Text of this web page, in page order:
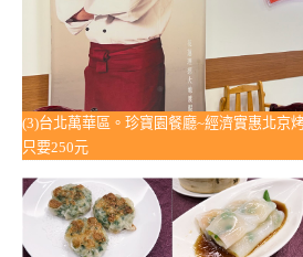
(3)台北萬華區。珍寶園餐廳~經濟實惠北京
只要250元